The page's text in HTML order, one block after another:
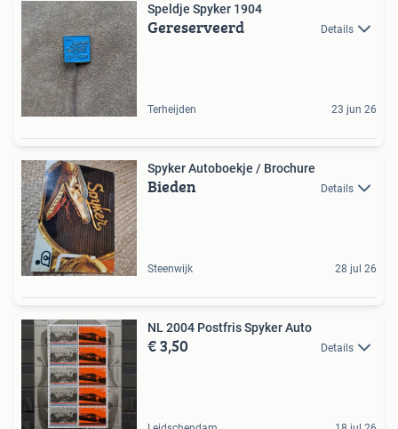
Speldje Spyker 1904
Gereserveerd Details
Terheijden 23 jun 26
Spyker Autoboekje / Brochure
Bieden Details
Steenwijk 28 jul 26
NL 2004 Postfris Spyker Auto
€ 3,50 Details